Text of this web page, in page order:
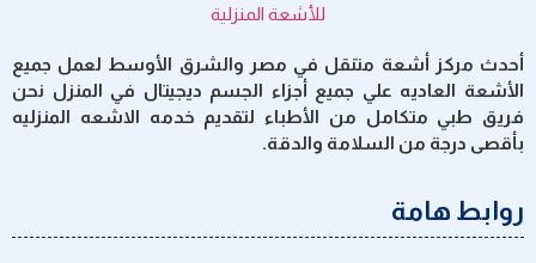
أحدث مركز أشعة متنقل في مصر والشرق الأوسط لعمل جميع
الأشعة العاديه علي جميع أجزاء الجسم ديجيتال في المنزل نحن
فريق طبي متكامل من الأطباء لتقديم خدمه الاشعه المنزليه
بأقصى درجة من السلامة والدقة.
روابط هامة